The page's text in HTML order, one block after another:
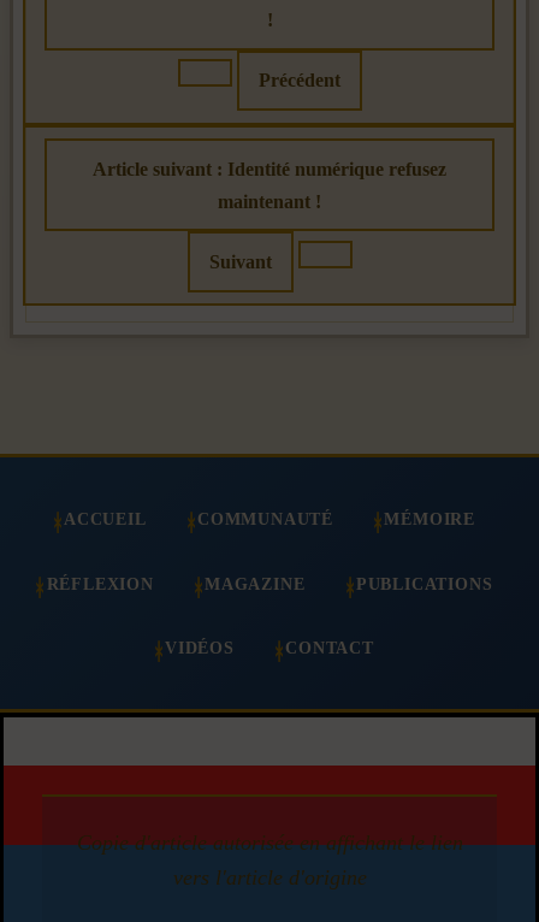
!
Précédent
Article suivant : Identité numérique refusez
maintenant !
Suivant
ACCUEIL COMMUNAUTÉ MÉMOIRE
RÉFLEXION MAGAZINE PUBLICATIONS
VIDÉOS CONTACT
Copie d'article autorisée en affichant le lien
vers l'article d'origine